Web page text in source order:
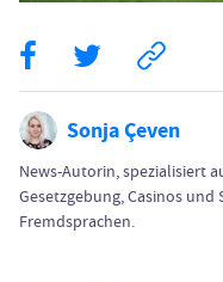
Sonja Çeven
News-Autorin, spezialisiert
Gesetzgebung, Casinos
Fremdsprachen.